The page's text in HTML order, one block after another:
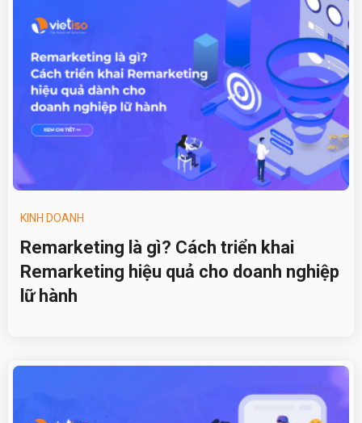
KINH DOANH
Remarketing là gì? Cách triển khai
Remarketing hiệu quả cho doanh nghiệp
lữ hành